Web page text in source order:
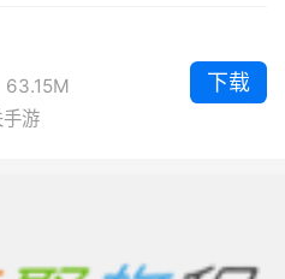
63.15M
游
下载